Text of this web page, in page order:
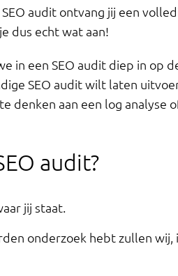
audit ontvang jij een
dus echt wat aan!
in een SEO audit diep in op
SEO audit wilt laten
denken aan een log analyse
audit?
jij staat.
onderzoek hebt zullen